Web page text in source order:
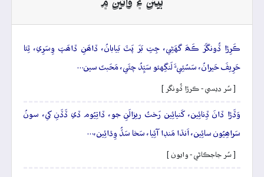
بيتن ۽ وائين ۾
ڪَرِڙا ڏُونگَرَ ڪَھَ گهَڻِي، جِتِ بَرَ پَٽَ بَيابانُ، ڏاھَنِ ڏاھَپَ وِسَرِي، ٿِئا
حَرِيفَ حَيرانُ، سَسُئِيءَ لَنگِهئو سَيِّدُ چئَي، مَحَبتَ سين…
[ سُر ديسي - ڪرڙا ڏُونگر ]
وَڏَڙا ڏانَ ڏِنائِين، کَنيائِين رَختُ ريزالَنِ جو، ڏاتِيُوم ڏي ڏَڏَنِ کي، سونُ
سَراھِيُون سائِين، اَنڌا مَنڊا آئِيا، سَخا سَڏُ وِڌائِين،…
[ سُر جاجڪاڻي - وايون ]